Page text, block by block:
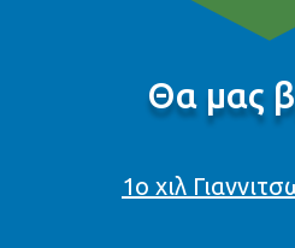
Θα μας
1ο χιλ